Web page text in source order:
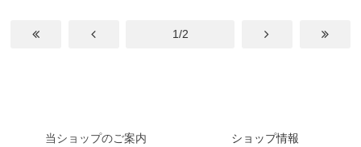
1/2
当ショップのご案内 ショップ情報